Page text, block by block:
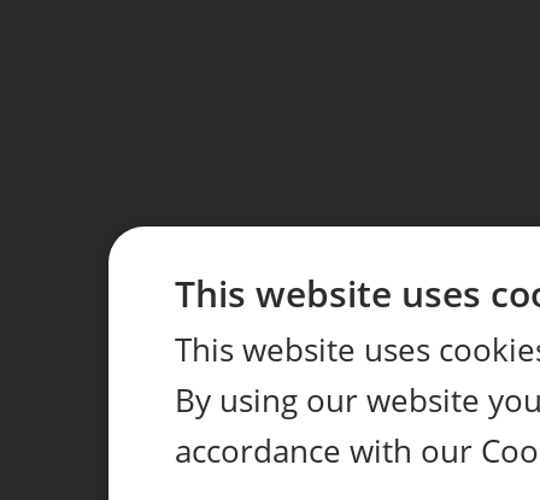
This website uses
This website uses
By using our website
accordance with our